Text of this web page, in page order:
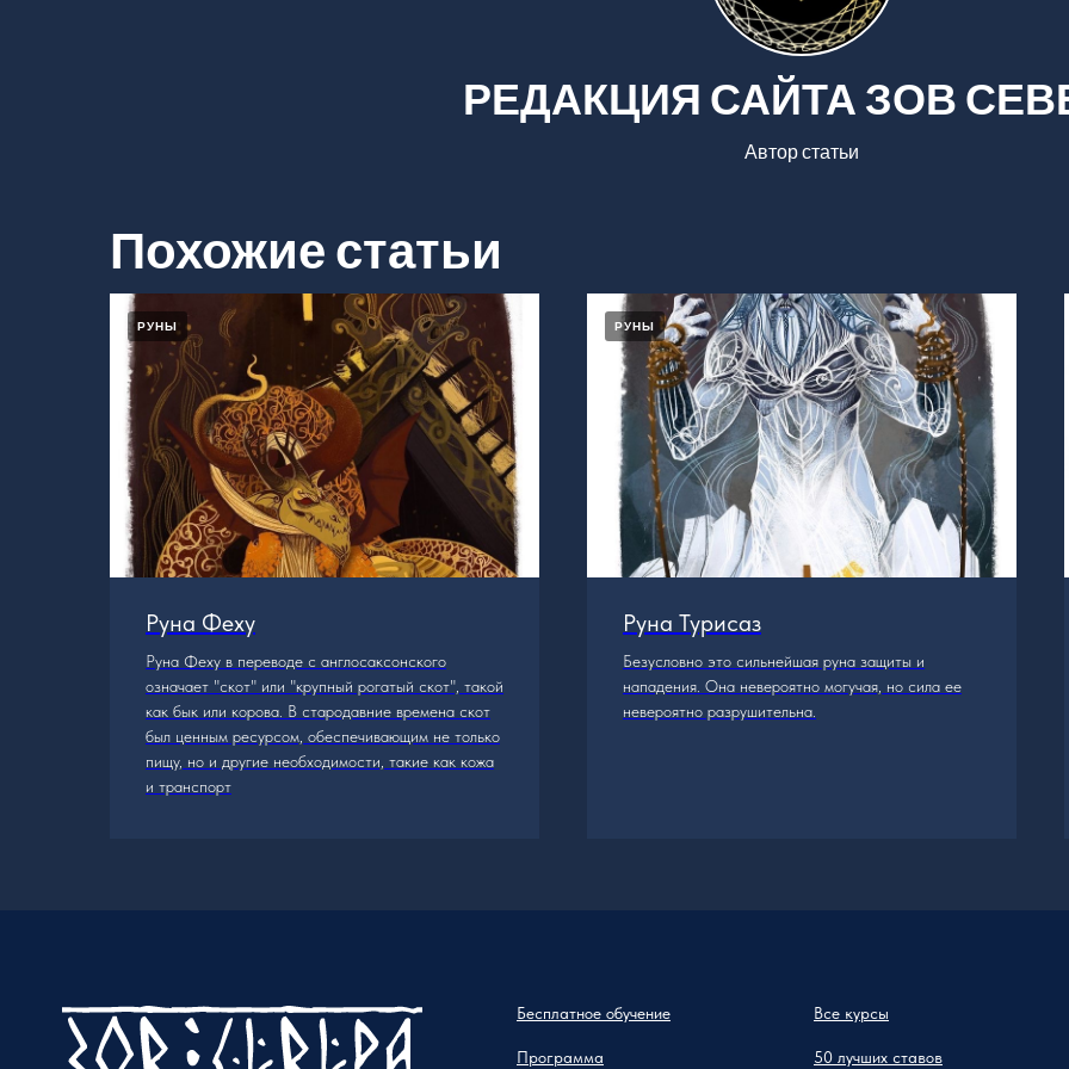
РЕДАКЦИЯ САЙТА ЗОВ
Автор статьи
Похожие статьи
РУНЫ
Руна Феху
Руна Феху в переводе с англосаксонского
означает "скот" или "крупный рогатый скот", такой
как бык или корова. В стародавние времена скот
был ценным ресурсом, обеспечивающим не только
пищу, но и другие необходимости, такие как кожа
и транспорт
РУНЫ
Руна Турисаз
Безусловно это сильнейшая руна защиты и
нападения. Она невероятно могучая, но сила ее
невероятно разрушительна.
Бесплатное обучение
Программа
Все курсы
50 лучших ставов